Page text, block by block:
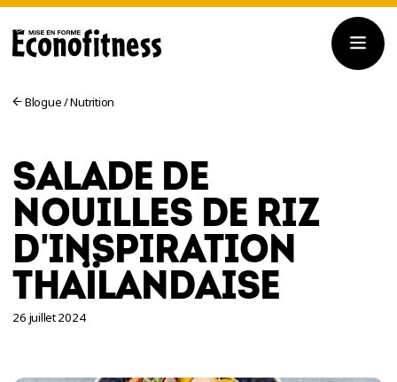
Blogue/Nutrition
SALADE DE
NOUILLES DE RIZ
D'INSPIRATION
THAÏLANDAISE
26 juillet 2024